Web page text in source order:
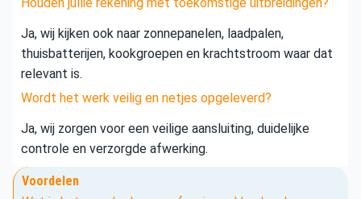
Ja, wij kijken ook naar zonnepanelen, laadpalen,
thuisbatterijen, kookgroepen en krachtstroom waar dat
relevant is.
Wordt het werk veilig en netjes opgeleverd?
Ja, wij zorgen voor een veilige aansluiting, duidelijke
controle en verzorgde afwerking.
Voordelen